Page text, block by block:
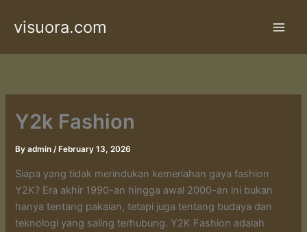
visuora.com
Y2k Fashion
Byadmin/ February 13, 2026
Siapa yang tidak merindukan kemeriahan gaya fashion
Y2K? Era akhir 1990-an hingga awal 2000-an ini bukan
hanya tentang pakaian, tetapi juga tentang budaya dan
teknologi yang saling terhubung. Y2K Fashion adalah